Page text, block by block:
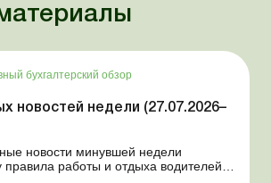
бухгалтерский обзор
новостей недели (27.07.2026–
новости минувшей недели
правила работы и отдыха водителей